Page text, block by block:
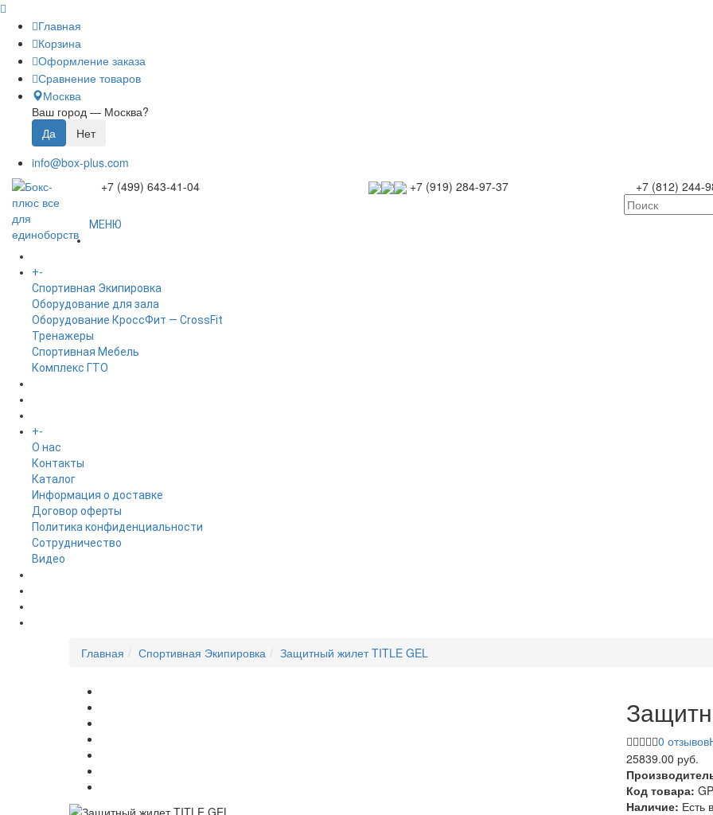
Главная
Корзина
Оформление заказа
Сравнение товаров
Москва
Ваш город — Москва?
info@box-plus.com
+7 (499) 643-41-04
+7 (919) 284-97-37 +7 (812) 244-
МЕНЮ
+-
Спортивная Экипировка
Оборудование для зала
Оборудование КроссФит — CrossFit
Тренажеры
Спортивная Мебель
Комплекс ГТО
+-
O нас
Контакты
Каталог
Информация о доставке
Договор оферты
Политика конфиденциальности
Сотрудничество
Видео
Главная Спортивная Экипировка Защитный жилет TITLE GEL
0 отзывов
25839.00 руб.
Код товара:
Наличие: Есть